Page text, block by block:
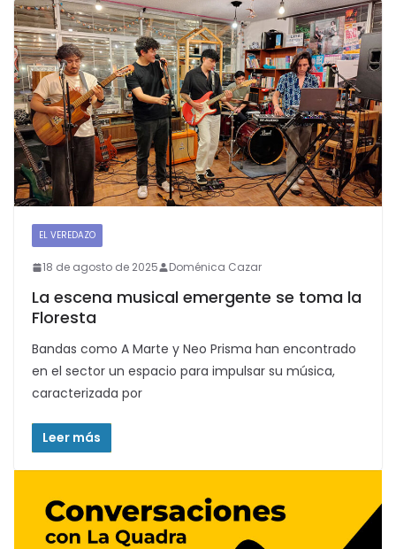
EL VEREDAZO
18 de agosto de 2025 Doménica Cazar
La escena musical emergente se toma la
Floresta
Bandas como A Marte y Neo Prisma han encontrado
en el sector un espacio para impulsar su música,
caracterizada por
Leer más